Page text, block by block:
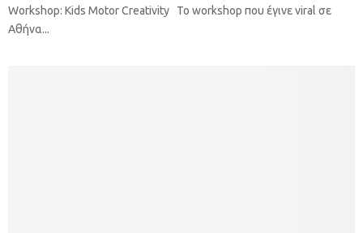
Workshop: Kids Motor Creativity Το workshop που έγινε viral σε
Αθήνα...